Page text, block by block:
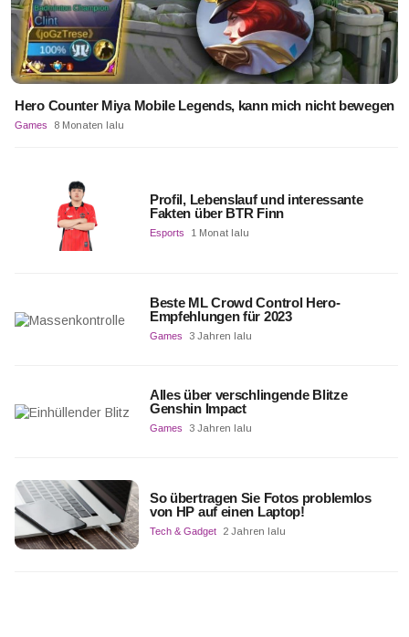
Hero Counter Miya Mobile Legends, kann mich nicht bewegen
Games 8 Monaten lalu
Profil, Lebenslauf und interessante
Fakten über BTR Finn
Esports 1 Monat lalu
Beste ML Crowd Control Hero-
Empfehlungen für 2023
Games 3 Jahren lalu
Alles über verschlingende Blitze
Genshin Impact
Games 3 Jahren lalu
So übertragen Sie Fotos problemlos
von HP auf einen Laptop!
Tech & Gadget 2 Jahren lalu